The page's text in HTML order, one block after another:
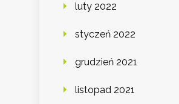
luty 2022
styczeń 2022
grudzień 2021
listopad 2021